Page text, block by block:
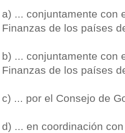
a) ... conjuntamente con
Finanzas de los países
b) ... conjuntamente con
Finanzas de los países
c) ... por el Consejo de
d) ... en coordinación